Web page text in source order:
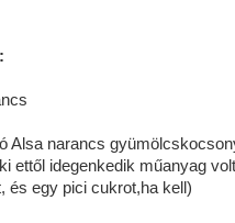
Alsa narancs
ettől idegenkedik műanyag
és egy pici cukrot,ha kell)